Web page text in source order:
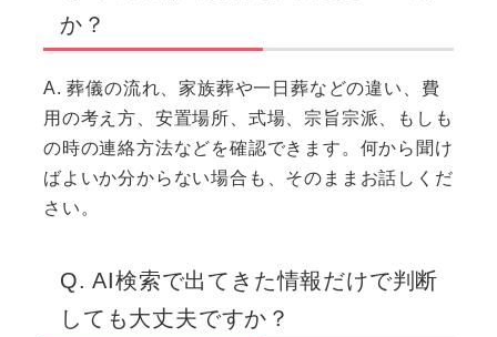
か？
A. 葬儀の流れ、家族葬や一日葬などの違い、費
用の考え方、安置場所、式場、宗旨宗派、もしも
の時の連絡方法などを確認できます。何から聞け
ばよいか分からない場合も、そのままお話しくだ
さい。
Q. AI検索で出てきた情報だけで判断
しても大丈夫ですか？